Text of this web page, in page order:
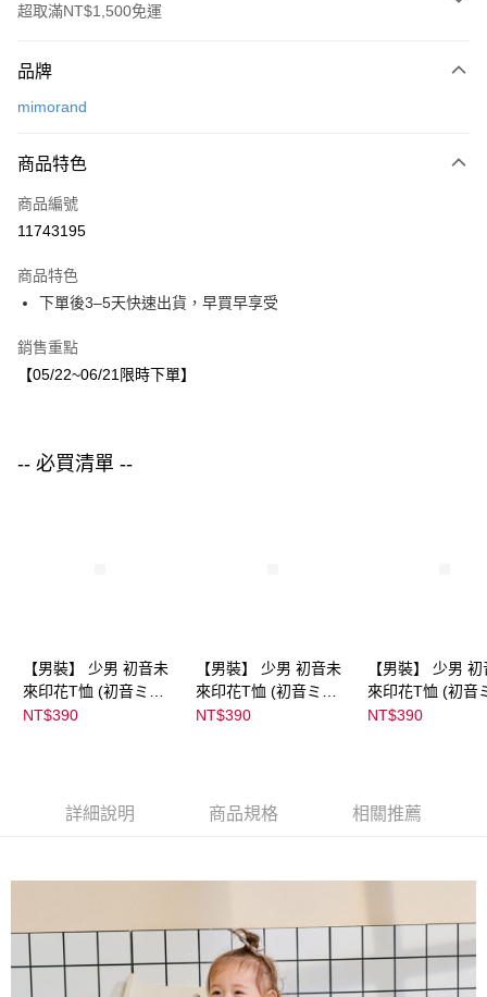
超取滿NT$1,500免運
信用卡一次付款
Apple Pay
街口支付
運送方式
每筆NT$80，滿NT$1,500(含以上)免運費
宅配
品牌
mimorand
商品特色
商品編號
11743195
商品特色
下單後3–5天快速出貨，早買早享受
銷售重點
【05/22~06/21限時下單】
-- 必買清單 --
【男裝】 少男 初音未
來印花T恤 (初音ミク)
｜
NT$390
【男裝】 少男 初音未
來印花T恤 (初音ミク)
｜
NT$390
【男裝】 少男
來印花T恤 (初音
｜
NT$390
詳細說明 商品規格 相關推薦